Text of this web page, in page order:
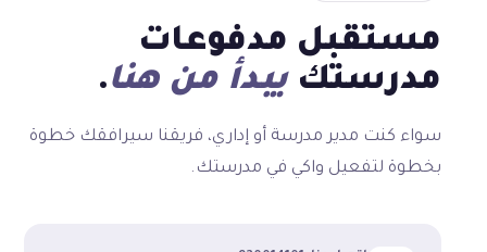
مستقبل مدفوعات
مدرستكيبدأ من هنا.
سواء كنت مدير مدرسة أو إداري، فريقنا سيرافقك خطوة
بخطوة لتفعيل واكي في مدرستك.